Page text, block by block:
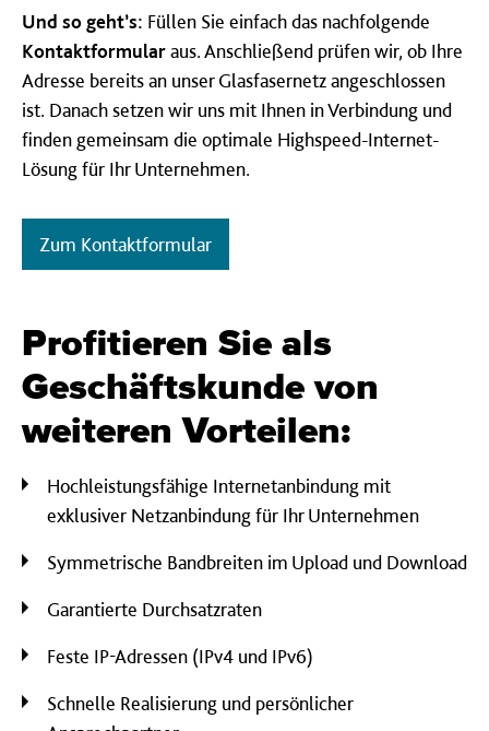
Und so geht’s: Füllen Sie einfach das nachfolgende
Kontaktformularaus. Anschließend prüfen wir, ob Ihre
Adresse bereits an unser Glasfasernetz angeschlossen
ist. Danach setzen wir uns mit Ihnen in Verbindung und
finden gemeinsam die optimale Highspeed-Internet-
Lösung für Ihr Unternehmen.
Zum Kontaktformular
Profitieren Sie als
Geschäfts­kunde von
weiteren Vor­teilen:
Hochleistungsfähige Internetanbindung mit
exklusiver Netzanbindung für Ihr Unternehmen
Symmetrische Bandbreiten im Upload und Download
Garantierte Durchsatzraten
Feste IP-Adressen (IPv4 und IPv6)
Schnelle Realisierung und persönlicher